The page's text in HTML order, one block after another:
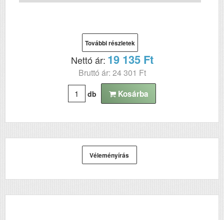
További részletek
Nettó ár: 19 135 Ft
Bruttó ár: 24 301 Ft
db Kosárba
Véleményírás